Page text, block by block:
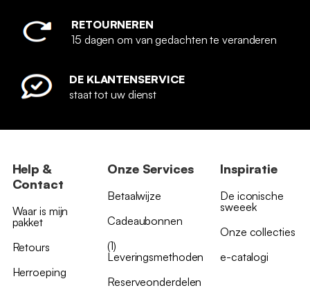
RETOURNEREN
15 dagen om van gedachten te veranderen
DE KLANTENSERVICE
staat tot uw dienst
Help &
Contact
Waar is mijn
pakket
Retours
Herroeping
Onze Services
Betaalwijze
Cadeaubonnen
(1)
Leveringsmethoden
Reserveonderdelen
Inspiratie
De iconische
sweeek
Onze collecties
e-catalogi